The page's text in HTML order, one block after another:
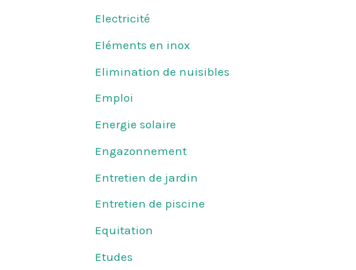
Electricité
Eléments en inox
Elimination de nuisibles
Emploi
Energie solaire
Engazonnement
Entretien de jardin
Entretien de piscine
Equitation
Etudes